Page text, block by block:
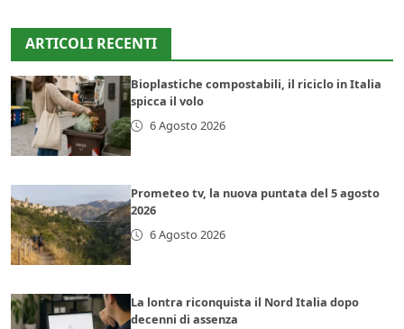
ARTICOLI RECENTI
Bioplastiche compostabili, il riciclo in Italia
spicca il volo
6 Agosto 2026
Prometeo tv, la nuova puntata del 5 agosto
2026
6 Agosto 2026
La lontra riconquista il Nord Italia dopo
decenni di assenza